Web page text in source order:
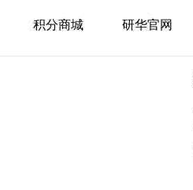
积分商城 研华官网